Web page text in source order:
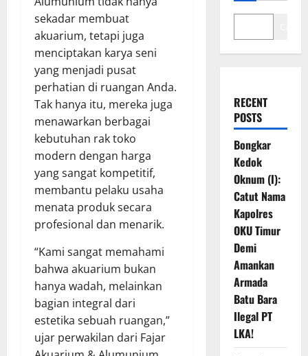
sekadar membuat
akuarium, tetapi juga
menciptakan karya seni
yang menjadi pusat
perhatian di ruangan Anda.
Tak hanya itu, mereka juga
menawarkan berbagai
kebutuhan rak toko
modern dengan harga
yang sangat kompetitif,
membantu pelaku usaha
menata produk secara
profesional dan menarik.
“Kami sangat memahami
bahwa akuarium bukan
hanya wadah, melainkan
bagian integral dari
estetika sebuah ruangan,”
ujar perwakilan dari Fajar
RECENT
POSTS
Bongkar
Kedok
Oknum (I):
Catut Nama
Kapolres
OKU Timur
Demi
Amankan
Armada
Batu Bara
Ilegal PT
LKA!